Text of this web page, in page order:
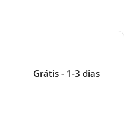
Grátis - 1-3 dias